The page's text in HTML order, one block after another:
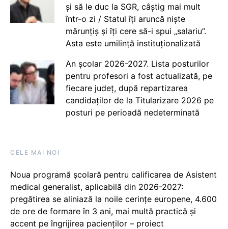
și să le duc la SGR, câștig mai mult
într-o zi / Statul îți aruncă niște
mărunțiș și îți cere să-i spui „salariu”.
Asta este umilință instituționalizată
An școlar 2026-2027. Lista posturilor
pentru profesori a fost actualizată, pe
fiecare județ, după repartizarea
candidaților de la Titularizare 2026 pe
posturi pe perioadă nedeterminată
CELE MAI NOI
Noua programă școlară pentru calificarea de Asistent
medical generalist, aplicabilă din 2026-2027:
pregătirea se aliniază la noile cerințe europene, 4.600
de ore de formare în 3 ani, mai multă practică și
accent pe îngrijirea pacienților – proiect